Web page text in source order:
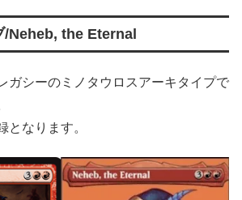
/Neheb, the Eternal
ガシーのミノタウロスアーキタイプで
となります。